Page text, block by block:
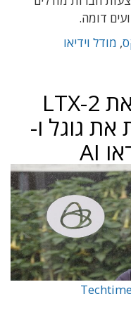
דומה.
, מודל וידיאו
לייטריקס משחררת את LTX-2
גוגל ו-